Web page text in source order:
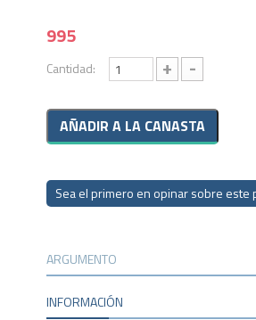
995
Cantidad: + -
Sea el primero en opinar sobre este
ARGUMENTO
INFORMACIÓN